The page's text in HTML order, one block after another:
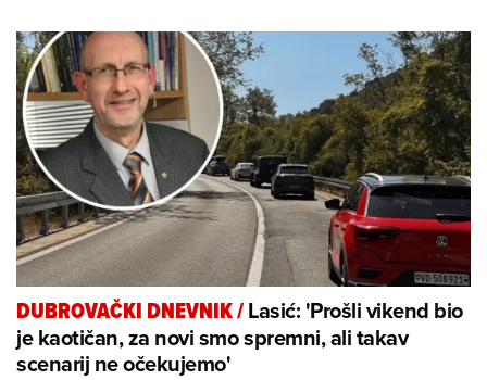
DUBROVAČKI DNEVNIK/Lasić: 'Prošli vikend bio
je kaotičan, za novi smo spremni, ali takav
scenarij ne očekujemo'